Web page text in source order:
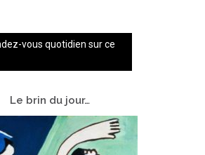
vous quotidien sur ce
brin du jour…